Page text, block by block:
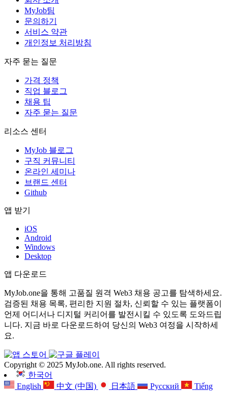
MyJob팀
문의하기
서비스 약관
개인정보 처리방침
자주 묻는 질문
가격 정책
직업 블로그
채용 팁
자주 묻는 질문
리소스 센터
MyJob 블로그
구직 커뮤니티
온라인 세미나
브랜드 센터
Github
앱 받기
iOS
Android
Windows
Desktop
앱 다운로드
MyJob.one을 통해 고품질 원격 Web3 채용 공고를 탐색하세요.
검증된 채용 목록, 편리한 지원 절차, 신뢰할 수 있는 플랫폼이
언제 어디서나 디지털 커리어를 발전시킬 수 있도록 도와드립
니다. 지금 바로 다운로드하여 당신의 Web3 여정을 시작하세
요.
Copyright © 2025 MyJob.one. All rights reserved.
한국어
English
中文 (中国) 日本語 Русский
Tiếng